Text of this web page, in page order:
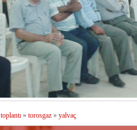
toplantı» torosgaz» yalvaç